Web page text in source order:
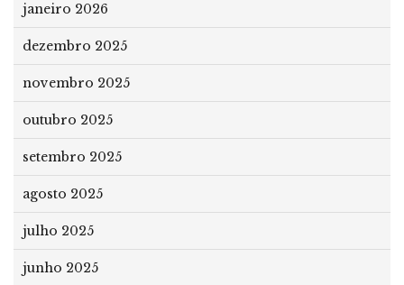
janeiro 2026
dezembro 2025
novembro 2025
outubro 2025
setembro 2025
agosto 2025
julho 2025
junho 2025